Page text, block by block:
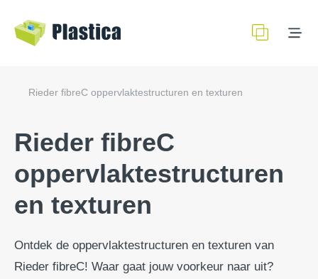
Rieder fibreC oppervlaktestructuren en texturen
Rieder fibreC
oppervlaktestructuren
en texturen
Ontdek de oppervlaktestructuren en texturen van
Rieder fibreC! Waar gaat jouw voorkeur naar uit?